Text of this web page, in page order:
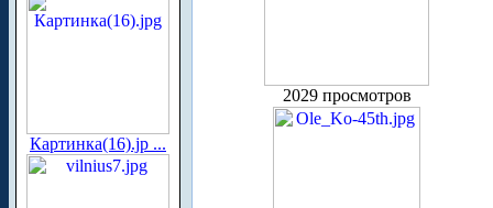
Картинка(16).jp ...
2029 просмотров